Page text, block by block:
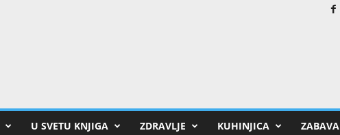
U SVETU KNJIGA ZDRAVLJE KUHINJICA ZABAVA